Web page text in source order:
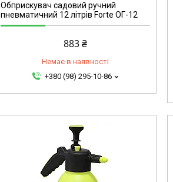
Обприскувач садовий ручний
пневматичний 12 літрів Forte ОГ-12
883 ₴
Немає в наявності
+380 (98) 295-10-86